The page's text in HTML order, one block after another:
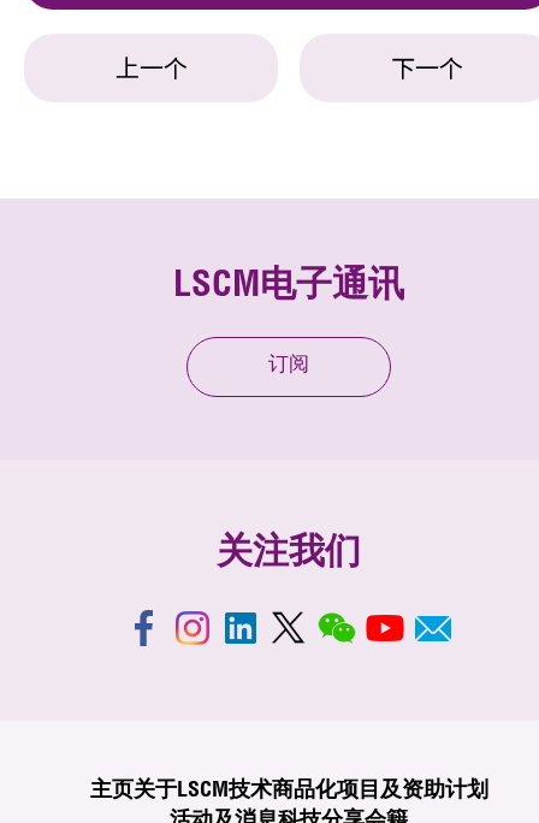
上一个 下一个
LSCM电子通讯
订阅
关注我们
主页关于LSCM技术商品化项目及资助计划